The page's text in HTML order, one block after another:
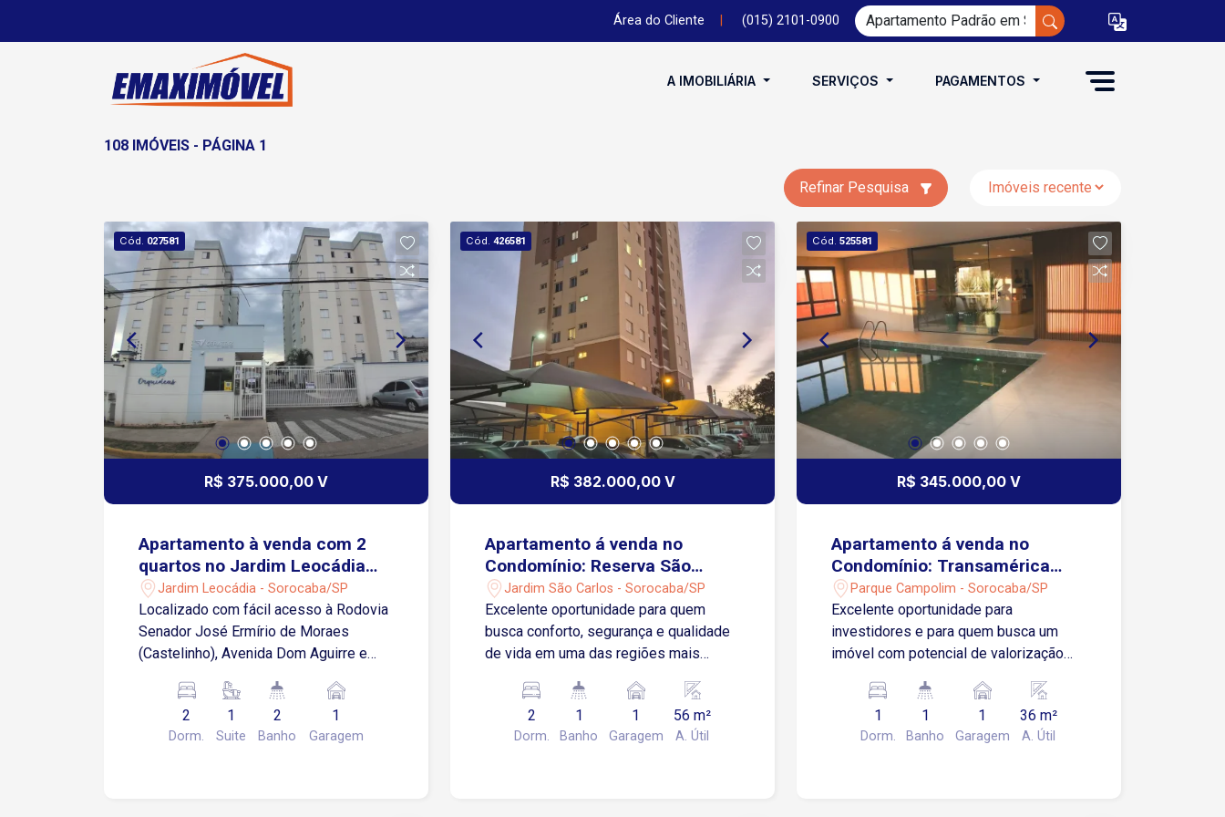
Área do Cliente (015) 2101-0900
A IMOBILIÁRIA SERVIÇOS PAGAMENTOS
108 IMÓVEIS - PÁGINA 1
Refinar Pesquisa
Cód. 027581
R$ 375.000,00 V
Apartamento à venda com 2
quartos no Jardim Leocádia
em Sorocaba/SP
Jardim Leocádia - Sorocaba/SP
Localizado com fácil acesso à Rodovia
Senador José Ermírio de Moraes
(Castelinho), Avenida Dom Aguirre e
faculdades Facens e UNIP, além de
escolas, supermercados, farmácias,
restaurantes e diversos comércios e
2
Dorm.
1
Suite
2
Banho
1
Garagem
Cód. 426581
R$ 382.000,00 V
Apartamento á venda no
Condomínio: Reserva São
Carlos - Sorocba/SP
Jardim São Carlos - Sorocaba/SP
Excelente oportunidade para quem
busca conforto, segurança e qualidade
de vida em uma das regiões mais
apartamento possui 56 m² de área
privativa, distribuídos em: Piso em
porcelanato em todos os ambientes O
2
Dorm.
1
Banho
1
Garagem
56 m²
A. Útil
Cód. 525581
R$ 345.000,00 V
Apartamento á venda no
Condomínio: Transamérica
Executive Sorocaba.
Parque Campolim - Sorocaba/SP
Excelente oportunidade para
investidores e para quem busca um
imóvel com potencial de valorização
de Sorocaba Flat localizado no
Transamérica Executive Sorocaba, hotel
reconhecido pela qualidade dos
1
Dorm.
1
Banho
1
Garagem
36 m²
A. Útil